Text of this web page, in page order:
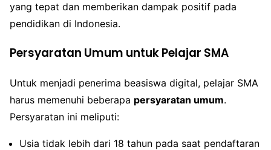
yang tepat dan memberikan dampak positif pada
pendidikan di Indonesia.
Persyaratan Umum untuk Pelajar SMA
Untuk menjadi penerima beasiswa digital, pelajar SMA
harus memenuhi beberapa persyaratan umum.
Persyaratan ini meliputi:
Usia tidak lebih dari 18 tahun pada saat pendaftaran